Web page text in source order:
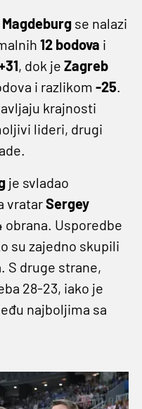
Magdeburg se nalazi
12 bodova i
, dok je Zagreb
i razlikom -25.
krajnosti
lideri, drugi
je svladao
vratarSergey
obrana. Usporedbe
su zajedno skupili
S druge strane,
28-23, iako je
najboljima sa